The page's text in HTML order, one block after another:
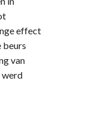
effect
beurs
van
werd